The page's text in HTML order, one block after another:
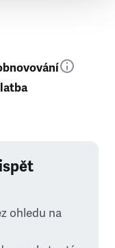
ohledu na